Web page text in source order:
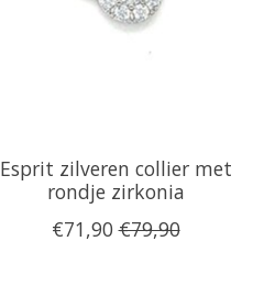
Esprit zilveren collier met
rondje zirkonia
€71,90 €79,90